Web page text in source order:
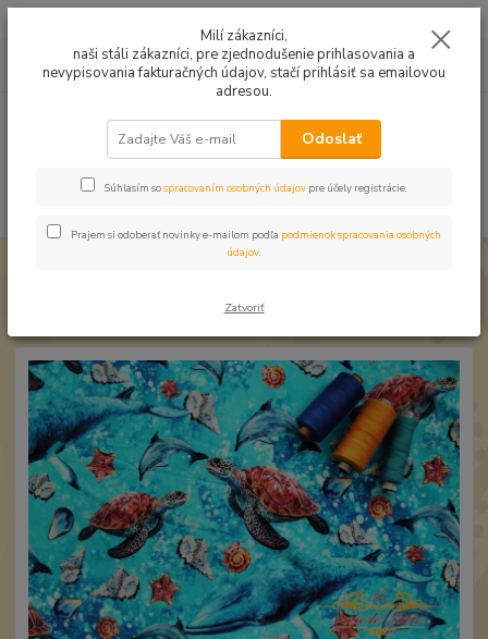
0949224331
9:00 -14:30
za0,00 EUR
Úplet Podmorský svet
Úplet Podmorský svet
Milí zákazníci,
naši stáli zákazníci, pre zjednodušenie prihlasovania a
nevypisovania fakturačných údajov, stačí prihlásiť sa emailovou
adresou.
Odoslať
Súhlasím sospracovaním osobných údajov pre účely registrácie.
Prajem si odoberať novinky e-mailom podľa podmienok spracovania osobných
údajov.
Zatvoriť